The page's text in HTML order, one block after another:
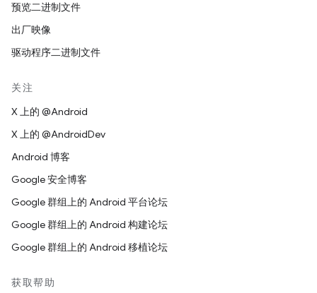
预览二进制文件
出厂映像
驱动程序二进制文件
关注
X 上的 @Android
X 上的 @AndroidDev
Android 博客
Google 安全博客
Google 群组上的 Android 平台论坛
Google 群组上的 Android 构建论坛
Google 群组上的 Android 移植论坛
获取帮助